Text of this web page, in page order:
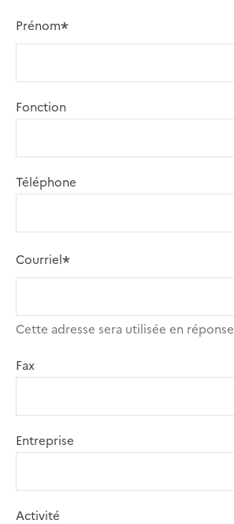
Prénom
Fonction
Téléphone
Courriel
Cette adresse sera utilisée en réponse
Fax
Entreprise
Activité